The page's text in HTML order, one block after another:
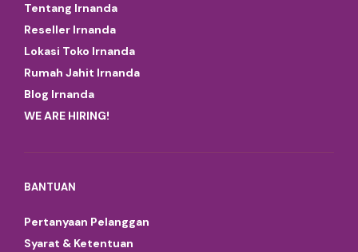
Tentang Irnanda
Reseller Irnanda
Lokasi Toko Irnanda
Rumah Jahit Irnanda
Blog Irnanda
WE ARE HIRING!
BANTUAN
Pertanyaan Pelanggan
Syarat & Ketentuan